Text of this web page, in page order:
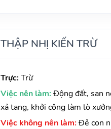
THẬP NHỊ KIẾN TRỪ
Trực: Trừ
Việc nên làm: Động đất, san
xả tang, khởi công làm lò
Việc không nên làm: Đẻ con